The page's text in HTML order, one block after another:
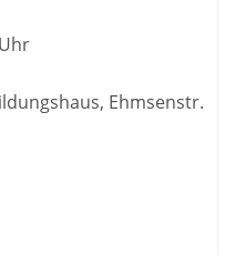
Ehmsenstr.